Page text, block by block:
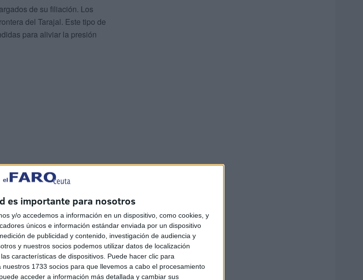
es importante para nosotros
y/o accedemos a información en un dispositivo, como cookies, y
únicos e información estándar enviada por un dispositivo
de publicidad y contenido, investigación de audiencia y
y nuestros socios podemos utilizar datos de localización
características de dispositivos. Puede hacer clic para
1733 socios para que llevemos a cabo el procesamiento
acceder a información más detallada y cambiar sus
de su filiación. Los
del Tarajal. Este tipo de
para aliviar la presión
El CD Puerto Atlético
presenta a su nuevo fichaje:
Sasha
HACE 4 DÍAS